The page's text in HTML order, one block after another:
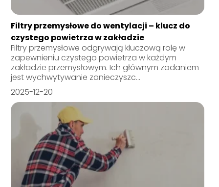
Filtry przemysłowe do wentylacji – klucz do
czystego powietrza w zakładzie
Filtry przemysłowe odgrywają kluczową rolę w
zapewnieniu czystego powietrza w każdym
zakładzie przemysłowym. Ich głównym zadaniem
jest wychwytywanie zanieczyszc...
2025-12-20